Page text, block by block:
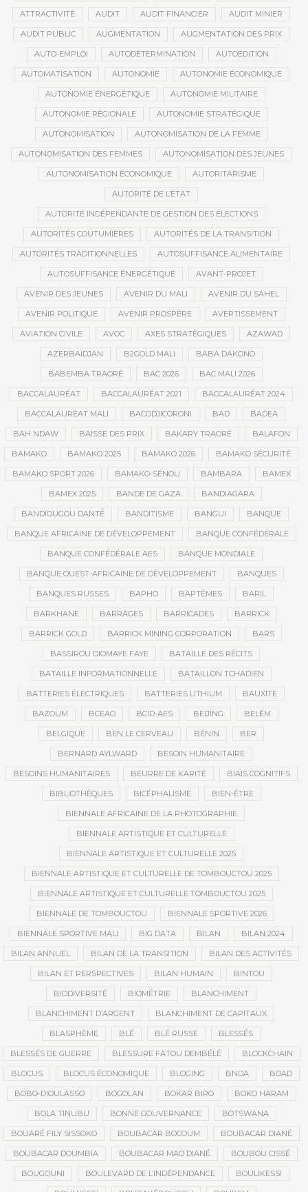
ATTRACTIVITÉ AUDIT AUDIT FINANCIER AUDIT MINIER
AUDIT PUBLIC AUGMENTATION AUGMENTATION DES PRIX
AUTO-EMPLOI AUTODÉTERMINATION AUTOÉDITION
AUTOMATISATION AUTONOMIE AUTONOMIE ÉCONOMIQUE
AUTONOMIE ÉNERGÉTIQUE AUTONOMIE MILITAIRE
AUTONOMIE RÉGIONALE AUTONOMIE STRATÉGIQUE
AUTONOMISATION AUTONOMISATION DE LA FEMME
AUTONOMISATION DES FEMMES AUTONOMISATION DES JEUNES
AUTONOMISATION ÉCONOMIQUE AUTORITARISME
AUTORITÉ DE L’ÉTAT
AUTORITÉ INDÉPENDANTE DE GESTION DES ÉLECTIONS
AUTORITÉS COUTUMIÈRES AUTORITÉS DE LA TRANSITION
AUTORITÉS TRADITIONNELLES AUTOSUFFISANCE ALIMENTAIRE
AUTOSUFFISANCE ÉNERGÉTIQUE AVANT-PROJET
AVENIR DES JEUNES AVENIR DU MALI AVENIR DU SAHEL
AVENIR POLITIQUE AVENIR PROSPÈRE AVERTISSEMENT
AVIATION CIVILE AVOC AXES STRATÉGIQUES AZAWAD
AZERBAÏDJAN B2GOLD MALI BABA DAKONO
BABEMBA TRAORÉ BAC 2026 BAC MALI 2026
BACCALAURÉAT BACCALAURÉAT 2021 BACCALAURÉAT 2024
BACCALAURÉAT MALI BACODJICORONI BAD BADEA
BAH NDAW BAISSE DES PRIX BAKARY TRAORÉ BALAFON
BAMAKO BAMAKO 2025 BAMAKO 2026 BAMAKO SÉCURITÉ
BAMAKO SPORT 2026 BAMAKO-SÉNOU BAMBARA BAMEX
BAMEX 2025 BANDE DE GAZA BANDIAGARA
BANDIOUGOU DANTÉ BANDITISME BANGUI BANQUE
BANQUE AFRICAINE DE DÉVELOPPEMENT BANQUE CONFÉDÉRALE
BANQUE CONFÉDÉRALE AES BANQUE MONDIALE
BANQUE OUEST-AFRICAINE DE DÉVELOPPEMENT BANQUES
BANQUES RUSSES BAPHO BAPTÊMES BARIL
BARKHANE BARRAGES BARRICADES BARRICK
BARRICK GOLD BARRICK MINING CORPORATION BARS
BASSIROU DIOMAYE FAYE BATAILLE DES RÉCITS
BATAILLE INFORMATIONNELLE BATAILLON TCHADIEN
BATTERIES ÉLECTRIQUES BATTERIES LITHIUM BAUXITE
BAZOUM BCEAO BCID-AES BEIJING BELÉM
BELGIQUE BEN LE CERVEAU BÉNIN BER
BERNARD AYLWARD BESOIN HUMANITAIRE
BESOINS HUMANITAIRES BEURRE DE KARITÉ BIAIS COGNITIFS
BIBLIOTHÈQUES BICÉPHALISME BIEN-ÊTRE
BIENNALE AFRICAINE DE LA PHOTOGRAPHIE
BIENNALE ARTISTIQUE ET CULTURELLE
BIENNALE ARTISTIQUE ET CULTURELLE 2025
BIENNALE ARTISTIQUE ET CULTURELLE DE TOMBOUCTOU 2025
BIENNALE ARTISTIQUE ET CULTURELLE TOMBOUCTOU 2025
BIENNALE DE TOMBOUCTOU BIENNALE SPORTIVE 2026
BIENNALE SPORTIVE MALI BIG DATA BILAN BILAN 2024
BILAN ANNUEL BILAN DE LA TRANSITION BILAN DES ACTIVITÉS
BILAN ET PERSPECTIVES BILAN HUMAIN BINTOU
BIODIVERSITÉ BIOMÉTRIE BLANCHIMENT
BLANCHIMENT D’ARGENT BLANCHIMENT DE CAPITAUX
BLASPHÈME BLÉ BLÉ RUSSE BLESSÉS
BLESSÉS DE GUERRE BLESSURE FATOU DEMBÉLÉ BLOCKCHAIN
BLOCUS BLOCUS ÉCONOMIQUE BLOGING BNDA BOAD
BOBO-DIOULASSO BOGOLAN BOKAR BIRO BOKO HARAM
BOLA TINUBU BONNE GOUVERNANCE BOTSWANA
BOUARÉ FILY SISSOKO BOUBACAR BOCOUM BOUBACAR DIANÉ
BOUBACAR DOUMBIA BOUBACAR MAO DIANÉ BOUBOU CISSÉ
BOUGOUNI BOULEVARD DE L’INDÉPENDANCE BOULIKESSI